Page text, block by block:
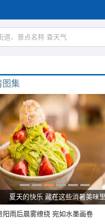
图集
广西南宁：盛夏里的“绿野仙踪”
阳雨后晨雾缭绕 宛如水墨画卷